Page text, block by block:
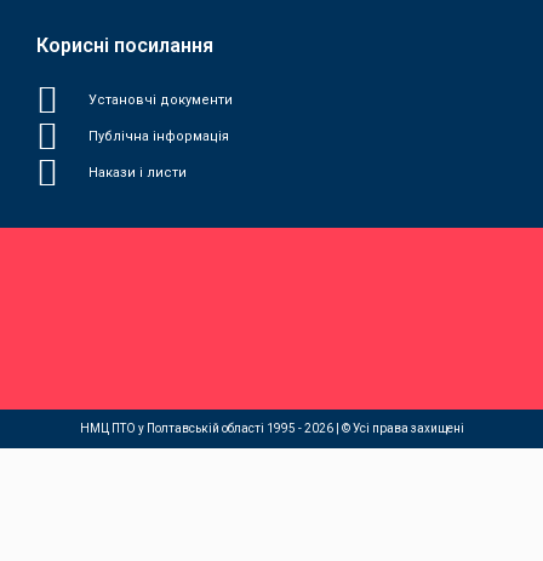
Корисні посилання
Установчі документи
Публічна інформація
Накази і листи
НМЦ ПТО у Полтавській області 1995 - 2026 | © Усі права захищені